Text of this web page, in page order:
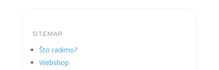
SITEMAP
Što radimo?
Webshop